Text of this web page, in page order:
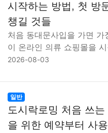
시작하는 방법, 첫 방
챙길 것들
처음 동대문사입을 가면
이 온라인 의류 쇼핑몰을
2026-08-03
일반
도시락로밍 처음 쓰는
을 위한 예약부터 사용